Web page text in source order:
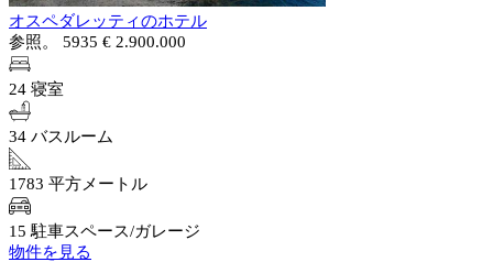
オスペダレッティのホテル
参照。 5935 € 2.900.000
24 寝室
34 バスルーム
1783 平方メートル
15 駐車スペース/ガレージ
物件を見る